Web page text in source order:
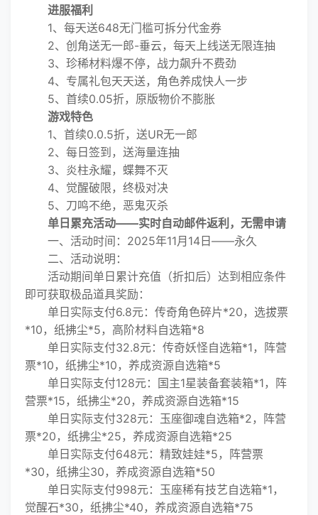
进服福利
1、每天送648无门槛可拆分代金券
2、创角送无一郎-垂云，每天上线送无限连抽
3、珍稀材料爆不停，战力飙升不费劲
4、专属礼包天天送，角色养成快人一步
5、首续0.05折，原版物价不膨胀
游戏特色
1、首续0.0.5折，送UR无一郎
2、每日签到，送海量连抽
3、炎柱永耀，蝶舞不灭
4、觉醒破限，终极对决
5、刀鸣不绝，恶鬼灭杀
单日累充活动——实时自动邮件返利，无需申请
一、活动时间：2025年11月14日——永久
二、活动说明：
活动期间单日累计充值（折扣后）达到相应条件
即可获取极品道具奖励：
单日实际支付6.8元：传奇角色碎片*20，选拔票
*10，纸拂尘*5，高阶材料自选箱*8
单日实际支付32.8元：传奇妖怪自选箱*1，阵营
票*10，纸拂尘*10，养成资源自选箱*5
单日实际支付128元：国主1星装备套装箱*1，阵
营票*15，纸拂尘*20，养成资源自选箱*15
单日实际支付328元：玉座御魂自选箱*2，阵营
票*20，纸拂尘*25，养成资源自选箱*25
单日实际支付648元：精致娃娃*5，阵营票
*30，纸拂尘30，养成资源自选箱*50
单日实际支付998元：玉座稀有技艺自选箱*1，
觉醒石*30，纸拂尘*40，养成资源自选箱*75